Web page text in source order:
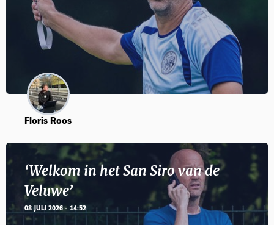
Floris Roos
‘Welkom in het San Siro van de
Veluwe’
08 JULI 2026 - 14:52